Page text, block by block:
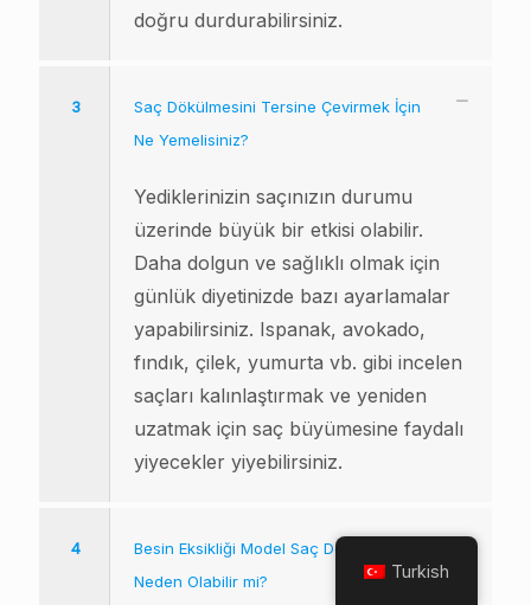
doğru durdurabilirsiniz.
3
Saç Dökülmesini Tersine Çevirmek İçin
Ne Yemelisiniz?
Yediklerinizin saçınızın durumu
üzerinde büyük bir etkisi olabilir.
Daha dolgun ve sağlıklı olmak için
günlük diyetinizde bazı ayarlamalar
yapabilirsiniz. Ispanak, avokado,
fındık, çilek, yumurta vb. gibi incelen
saçları kalınlaştırmak ve yeniden
uzatmak için saç büyümesine faydalı
yiyecekler yiyebilirsiniz.
4
Besin Eksikliği Model Saç Dökülmesine
Neden Olabilir mi?
Turkish